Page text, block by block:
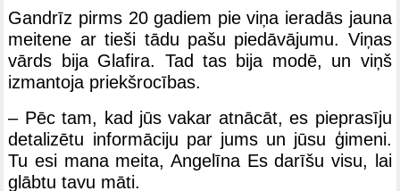
Gandrīz pirms 20 gadiem pie viņa ieradās jauna
meitene ar tieši tādu pašu piedāvājumu. Viņas
vārds bija Glafira. Tad tas bija modē, un viņš
izmantoja priekšrocības.
– Pēc tam, kad jūs vakar atnācāt, es pieprasīju
detalizētu informāciju par jums un jūsu ģimeni.
Tu esi mana meita, Angelīna Es darīšu visu, lai
glābtu tavu māti.